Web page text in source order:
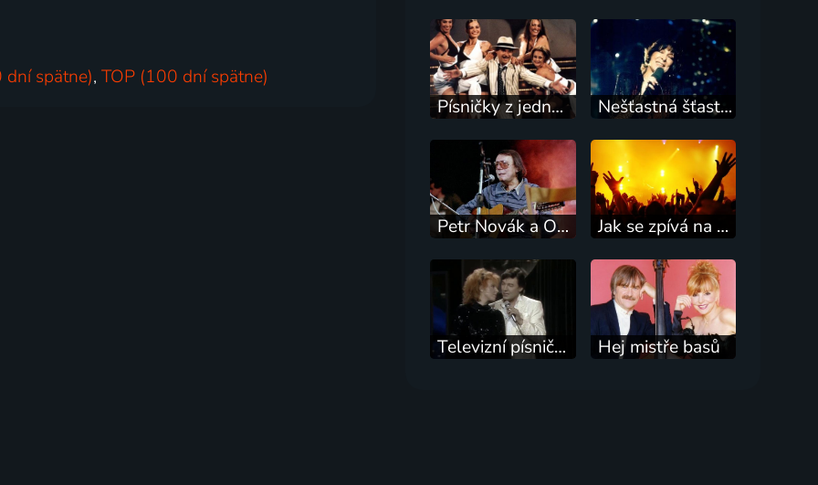
dní spätne),TOP (100 dní spätne)
Písničky z jednoho města Nešťastná šťastná Hana Hegerová
Petr Novák a Olympic Jak se zpívá na Silvestra
Televizní písničky a songy Karla Šípa Hej mistře basů